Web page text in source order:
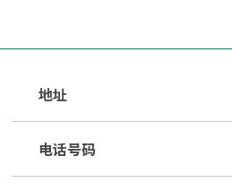
地址
电话号码